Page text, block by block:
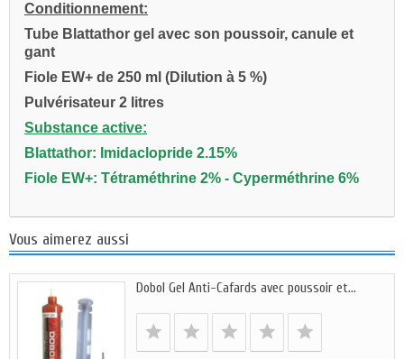
Conditionnement:
Tube Blattathor gel avec son poussoir, canule et
gant
Fiole EW+ de 250 ml (Dilution à 5 %)
Pulvérisateur 2 litres
Substance active:
Blattathor: Imidaclopride 2.15%
Fiole EW+: Tétraméthrine 2% - Cyperméthrine 6%
Vous aimerez aussi
Dobol Gel Anti-Cafards avec poussoir et...